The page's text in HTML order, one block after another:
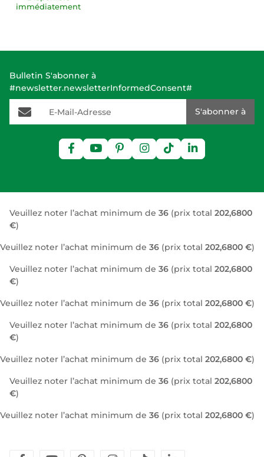
immédiatement
Bulletin S'abonner à
#newsletter.newsletterInformedConsent#
E-Mail-Adresse
S'abonner à
Veuillez noter l’achat minimum de 36 (prix total 202,6800
€)
Veuillez noter l’achat minimum de 36 (prix total 202,6800 €)
Veuillez noter l’achat minimum de 36 (prix total 202,6800
€)
Veuillez noter l’achat minimum de 36 (prix total 202,6800 €)
Veuillez noter l’achat minimum de 36 (prix total 202,6800
€)
Veuillez noter l’achat minimum de 36 (prix total 202,6800 €)
Veuillez noter l’achat minimum de 36 (prix total 202,6800
€)
Veuillez noter l’achat minimum de 36 (prix total 202,6800 €)